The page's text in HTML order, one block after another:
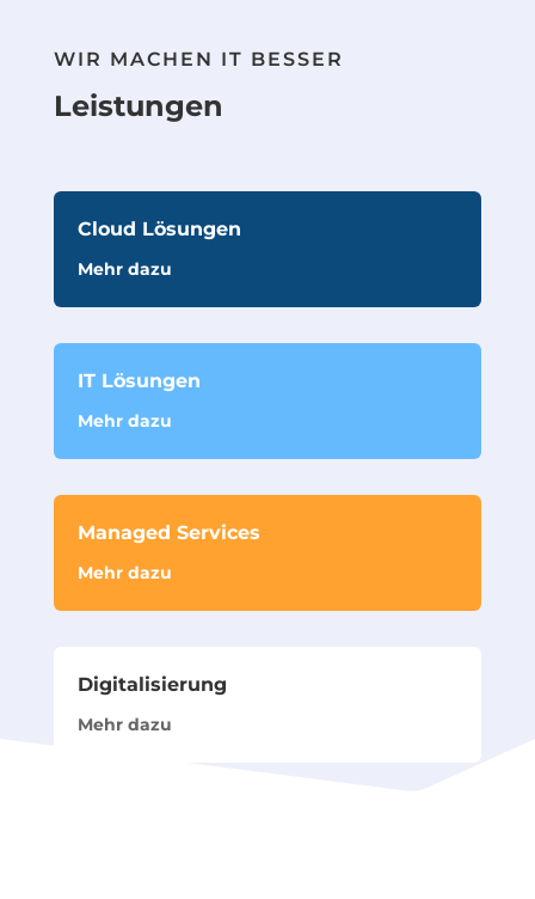
WIR MACHEN IT BESSER
Leistungen
Cloud Lösungen
Mehr dazu
IT Lösungen
Mehr dazu
Managed Services
Mehr dazu
Digitalisierung
Mehr dazu